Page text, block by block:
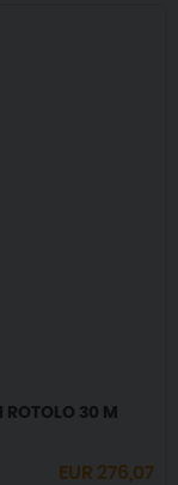
ROTOLO 30 M
EUR 276,07